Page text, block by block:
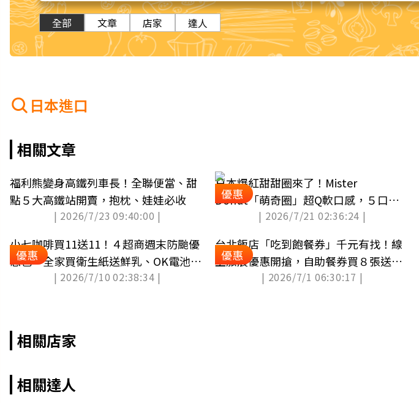
全部 文章 店家 達人
日本進口
相關文章
福利熊變身高鐵列車長！全聯便當、甜
點５大高鐵站開賣，抱枕、娃娃必收
| 2026/7/23 09:40:00 |
優惠
日本爆紅甜甜圈來了！Mister
Donut「萌奇圈」超Q軟口感，５口
味、買６送２| 2026/7/21 02:36:24 |
優惠
小七咖啡買11送11！４超商週末防颱優
惠包，全家買衛生紙送鮮乳、OK電池５
| 2026/7/10 02:38:34 |
優惠
台北飯店「吃到飽餐券」千元有找！線
上旅展優惠開搶，自助餐券買８張送１
| 2026/7/1 06:30:17 |
相關店家
相關達人